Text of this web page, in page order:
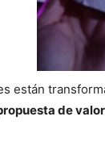
están
de